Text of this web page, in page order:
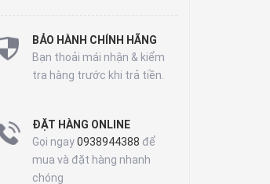
BẢO HÀNH CHÍNH HÃNG
Bạn thoải mái nhận & kiểm
tra hàng trước khi trả tiền.
ĐẶT HÀNG ONLINE
Gọi ngay0938944388 để
mua và đặt hàng nhanh
chóng